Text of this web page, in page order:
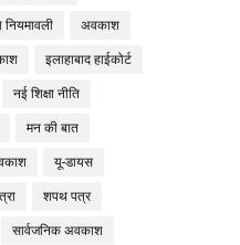
अवकाश
इलाहाबाद हाईकोर्ट
नई शिक्षा नीति
मन की बात
यू-डायस
शपथ पत्र
सार्वजनिक अवकाश